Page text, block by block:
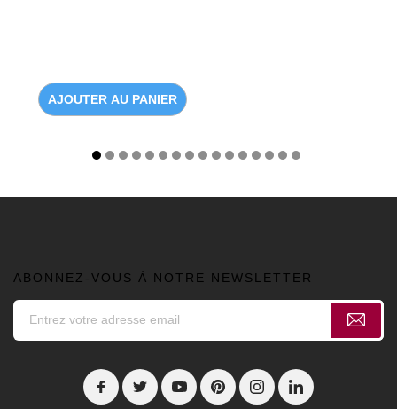
AJOUTER AU PANIER
ABONNEZ-VOUS À NOTRE NEWSLETTER